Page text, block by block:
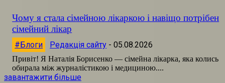
Чому я стала сімейною лікаркою і навіщо потрібен
сімейний лікар
#Блоги Редакція сайту - 05.08.2026
Привіт! Я Наталія Борисенко — сімейна лікарка, яка колись
обирала між журналістикою і медициною....
завантажити більше